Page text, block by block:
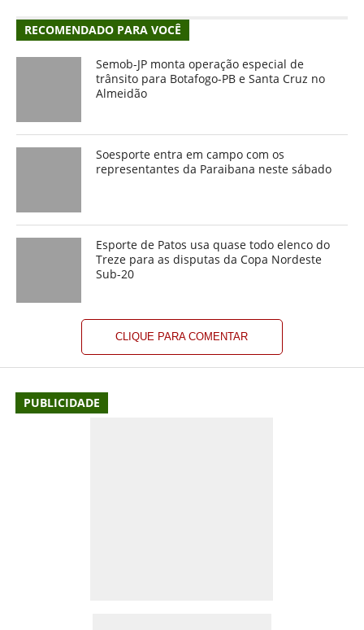
RECOMENDADO PARA VOCÊ
Semob-JP monta operação especial de
trânsito para Botafogo-PB e Santa Cruz no
Almeidão
Soesporte entra em campo com os
representantes da Paraibana neste sábado
Esporte de Patos usa quase todo elenco do
Treze para as disputas da Copa Nordeste
Sub-20
CLIQUE PARA COMENTAR
PUBLICIDADE